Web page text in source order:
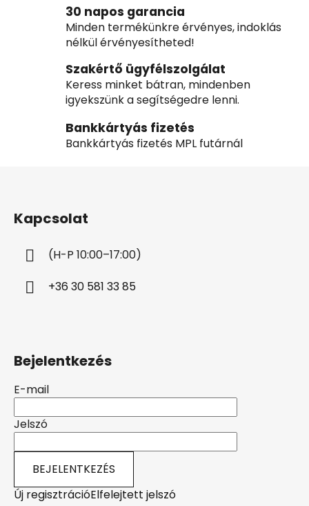
30 napos garancia
Minden termékünkre érvényes, indoklás
nélkül érvényesítheted!
Szakértő ügyfélszolgálat
Keress minket bátran, mindenben
igyekszünk a segítségedre lenni.
Bankkártyás fizetés
Bankkártyás fizetés MPL futárnál
Kapcsolat
(H-P 10:00–17:00)
+36 30 581 33 85
Bejelentkezés
E-mail
Jelszó
BEJELENTKEZÉS
Új regisztrációElfelejtett jelszó